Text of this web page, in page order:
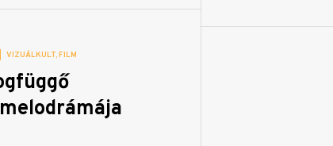
VIZUÁLKULT FILM